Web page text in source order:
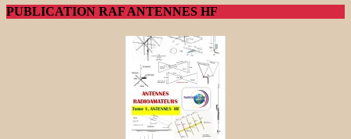
PUBLICATION RAF ANTENNES HF